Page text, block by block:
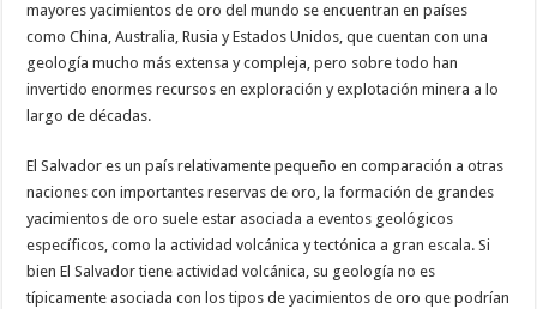
mayores yacimientos de oro del mundo se encuentran en países
como China, Australia, Rusia y Estados Unidos, que cuentan con una
geología mucho más extensa y compleja, pero sobre todo han
invertido enormes recursos en exploración y explotación minera a lo
largo de décadas.
El Salvador es un país relativamente pequeño en comparación a otras
naciones con importantes reservas de oro, la formación de grandes
yacimientos de oro suele estar asociada a eventos geológicos
específicos, como la actividad volcánica y tectónica a gran escala. Si
bien El Salvador tiene actividad volcánica, su geología no es
típicamente asociada con los tipos de yacimientos de oro que podrían